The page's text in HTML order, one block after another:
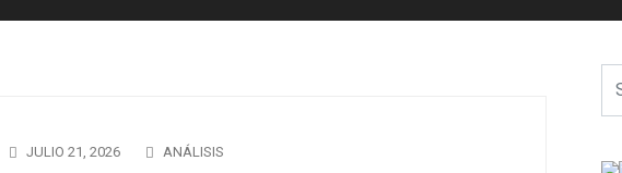
JULIO 21, 2026 ANÁLISIS